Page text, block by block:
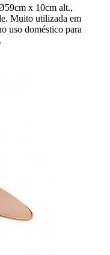
x 10cm alt.,
Muito utilizada em
uso doméstico para